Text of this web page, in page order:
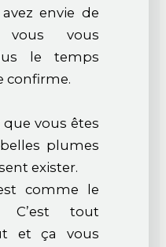
envie de
vous vous
le temps
confirme.
vous êtes
plumes
exister.
comme le
C’est tout
et ça vous